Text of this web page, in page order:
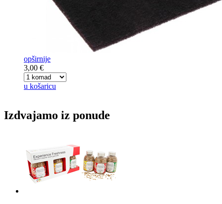
opširnije
3,00 €
u košaricu
Izdvajamo iz ponude